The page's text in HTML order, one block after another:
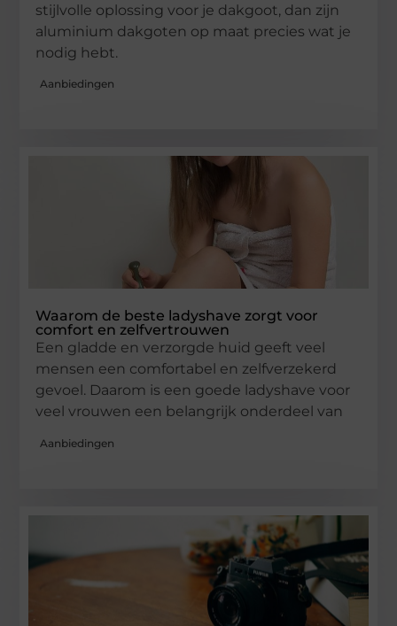
stijlvolle oplossing voor je dakgoot, dan zijn
aluminium dakgoten op maat precies wat je
nodig hebt.
Aanbiedingen
Waarom de beste ladyshave zorgt voor
comfort en zelfvertrouwen
Een gladde en verzorgde huid geeft veel
mensen een comfortabel en zelfverzekerd
gevoel. Daarom is een goede ladyshave voor
veel vrouwen een belangrijk onderdeel van
Aanbiedingen